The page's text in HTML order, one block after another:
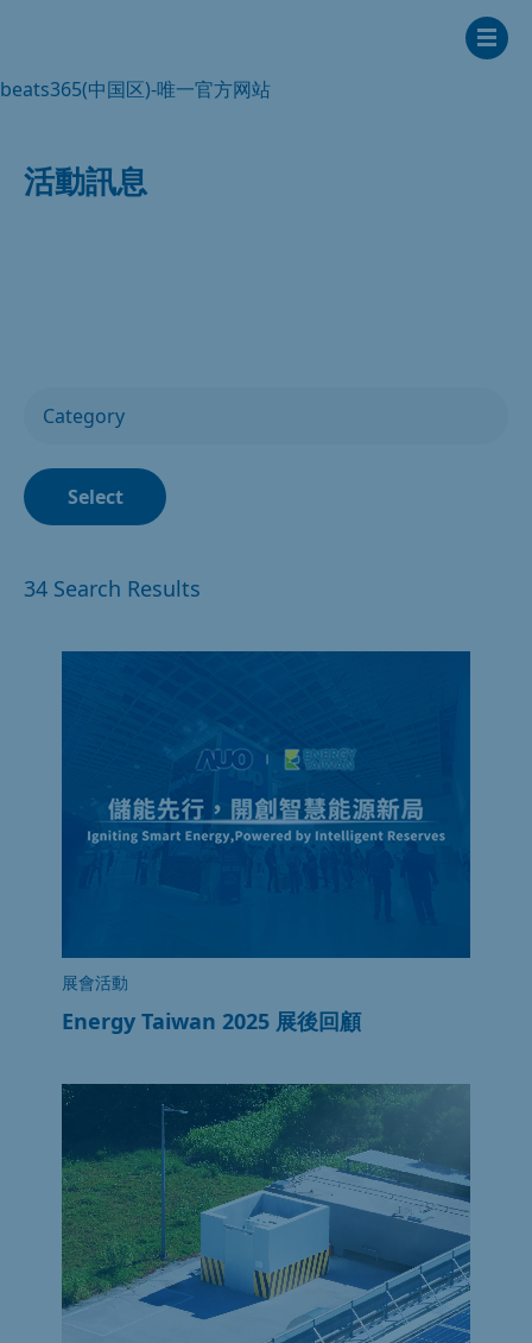
beats365(中国区)-唯一官方网站
活動訊息
Select
34 Search Results
展會活動
Energy Taiwan 2025 展後回顧